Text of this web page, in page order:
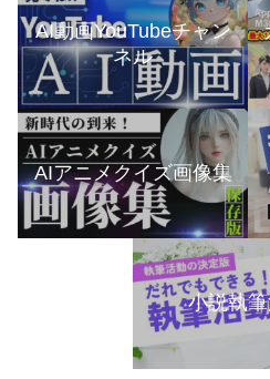
AI動画YouTubeチャン
ネル
AIアニメクイズ画像集
小説執